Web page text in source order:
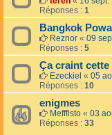
Réponses : 1
Bangkok Powa
Reznor « 09
Réponses : 5
Ça craint
Ezeckiel « 05
Réponses : 10
enigmes
Mefffisto « 03
Réponses : 33